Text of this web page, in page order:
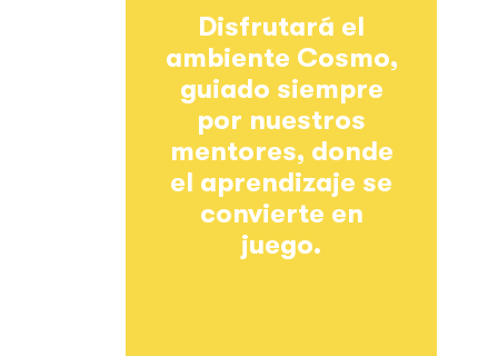
Disfrutará el
ambiente Cosmo,
guiado siempre
por nuestros
mentores, donde
el aprendizaje se
convierte en
juego.